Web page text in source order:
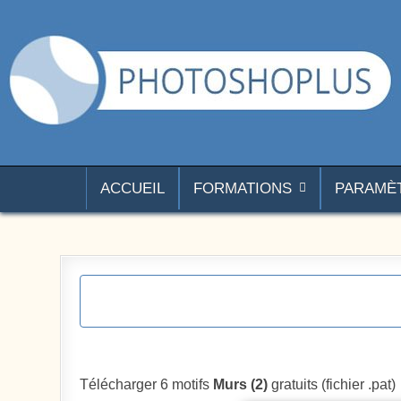
ACCUEIL FORMATIONS
Télécharger 6 motifs Murs (2) gratuits (fichier .pat)